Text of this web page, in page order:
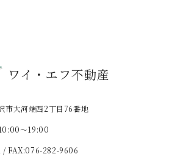
ワイ・エフ不動産
市大河端西2丁目76番地
〜19:00
FAX:076-282-9606